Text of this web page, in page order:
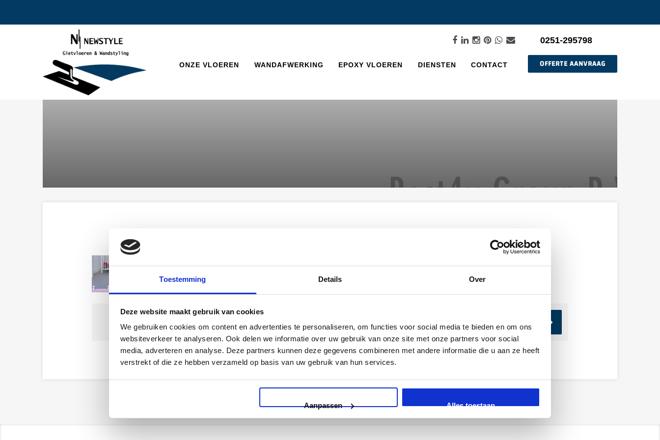
Toestemming Details Over
Deze website maakt gebruik van cookies
We gebruiken cookies om content en advertenties te personaliseren, om functies voor social media te bieden en om ons
websiteverkeer te analyseren. Ook delen we informatie over uw gebruik van onze site met onze partners voor social
media, adverteren en analyse. Deze partners kunnen deze gegevens combineren met andere informatie die u aan ze heeft
verstrekt of die ze hebben verzameld op basis van uw gebruik van hun services.
Aanpassen Alles toestaan
0251-295798
ONZE VLOEREN WANDAFWERKING EPOXY VLOEREN DIENSTEN CONTACT OFFERTE AANVRAAG